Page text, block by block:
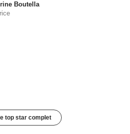
Boutella
top star complet